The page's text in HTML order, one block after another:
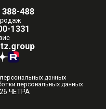
388-488
1331
ЧЕТРА
данных
персональных данных